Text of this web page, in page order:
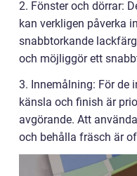
2. Fönster och dörrar:
kan verkligen påverka
snabbtorkande
och möjliggör ett
3. Innemålning: För de
känsla och finish är
avgörande. Att
och behålla fräsch är